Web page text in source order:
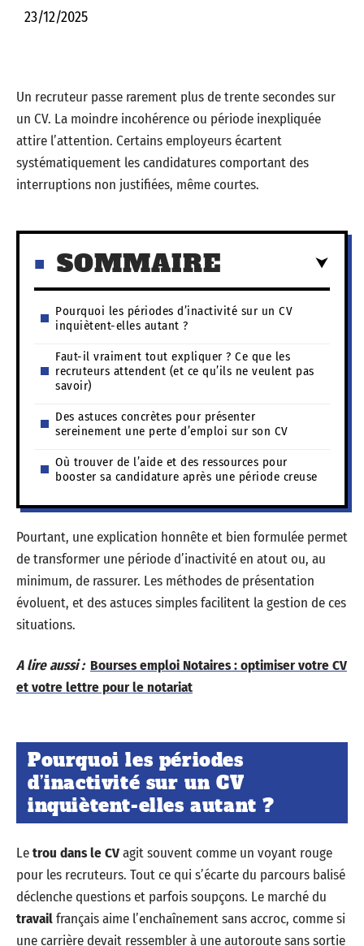
23/12/2025
Un recruteur passe rarement plus de trente secondes sur
un CV. La moindre incohérence ou période inexpliquée
attire l’attention. Certains employeurs écartent
systématiquement les candidatures comportant des
interruptions non justifiées, même courtes.
SOMMAIRE
Pourquoi les périodes d’inactivité sur un CV
inquiètent-elles autant ?
Faut-il vraiment tout expliquer ? Ce que les
recruteurs attendent (et ce qu’ils ne veulent pas
savoir)
Des astuces concrètes pour présenter
sereinement une perte d’emploi sur son CV
Où trouver de l’aide et des ressources pour
booster sa candidature après une période creuse
Pourtant, une explication honnête et bien formulée permet
de transformer une période d’inactivité en atout ou, au
minimum, de rassurer. Les méthodes de présentation
évoluent, et des astuces simples facilitent la gestion de ces
situations.
A lire aussi : Bourses emploi Notaires : optimiser votre CV
et votre lettre pour le notariat
Pourquoi les périodes
d’inactivité sur un CV
inquiètent-elles autant ?
Letrou dans le CVagit souvent comme un voyant rouge
pour les recruteurs. Tout ce qui s’écarte du parcours balisé
déclenche questions et parfois soupçons. Le marché du
travailfrançais aime l’enchaînement sans accroc, comme si
une carrière devait ressembler à une autoroute sans sortie